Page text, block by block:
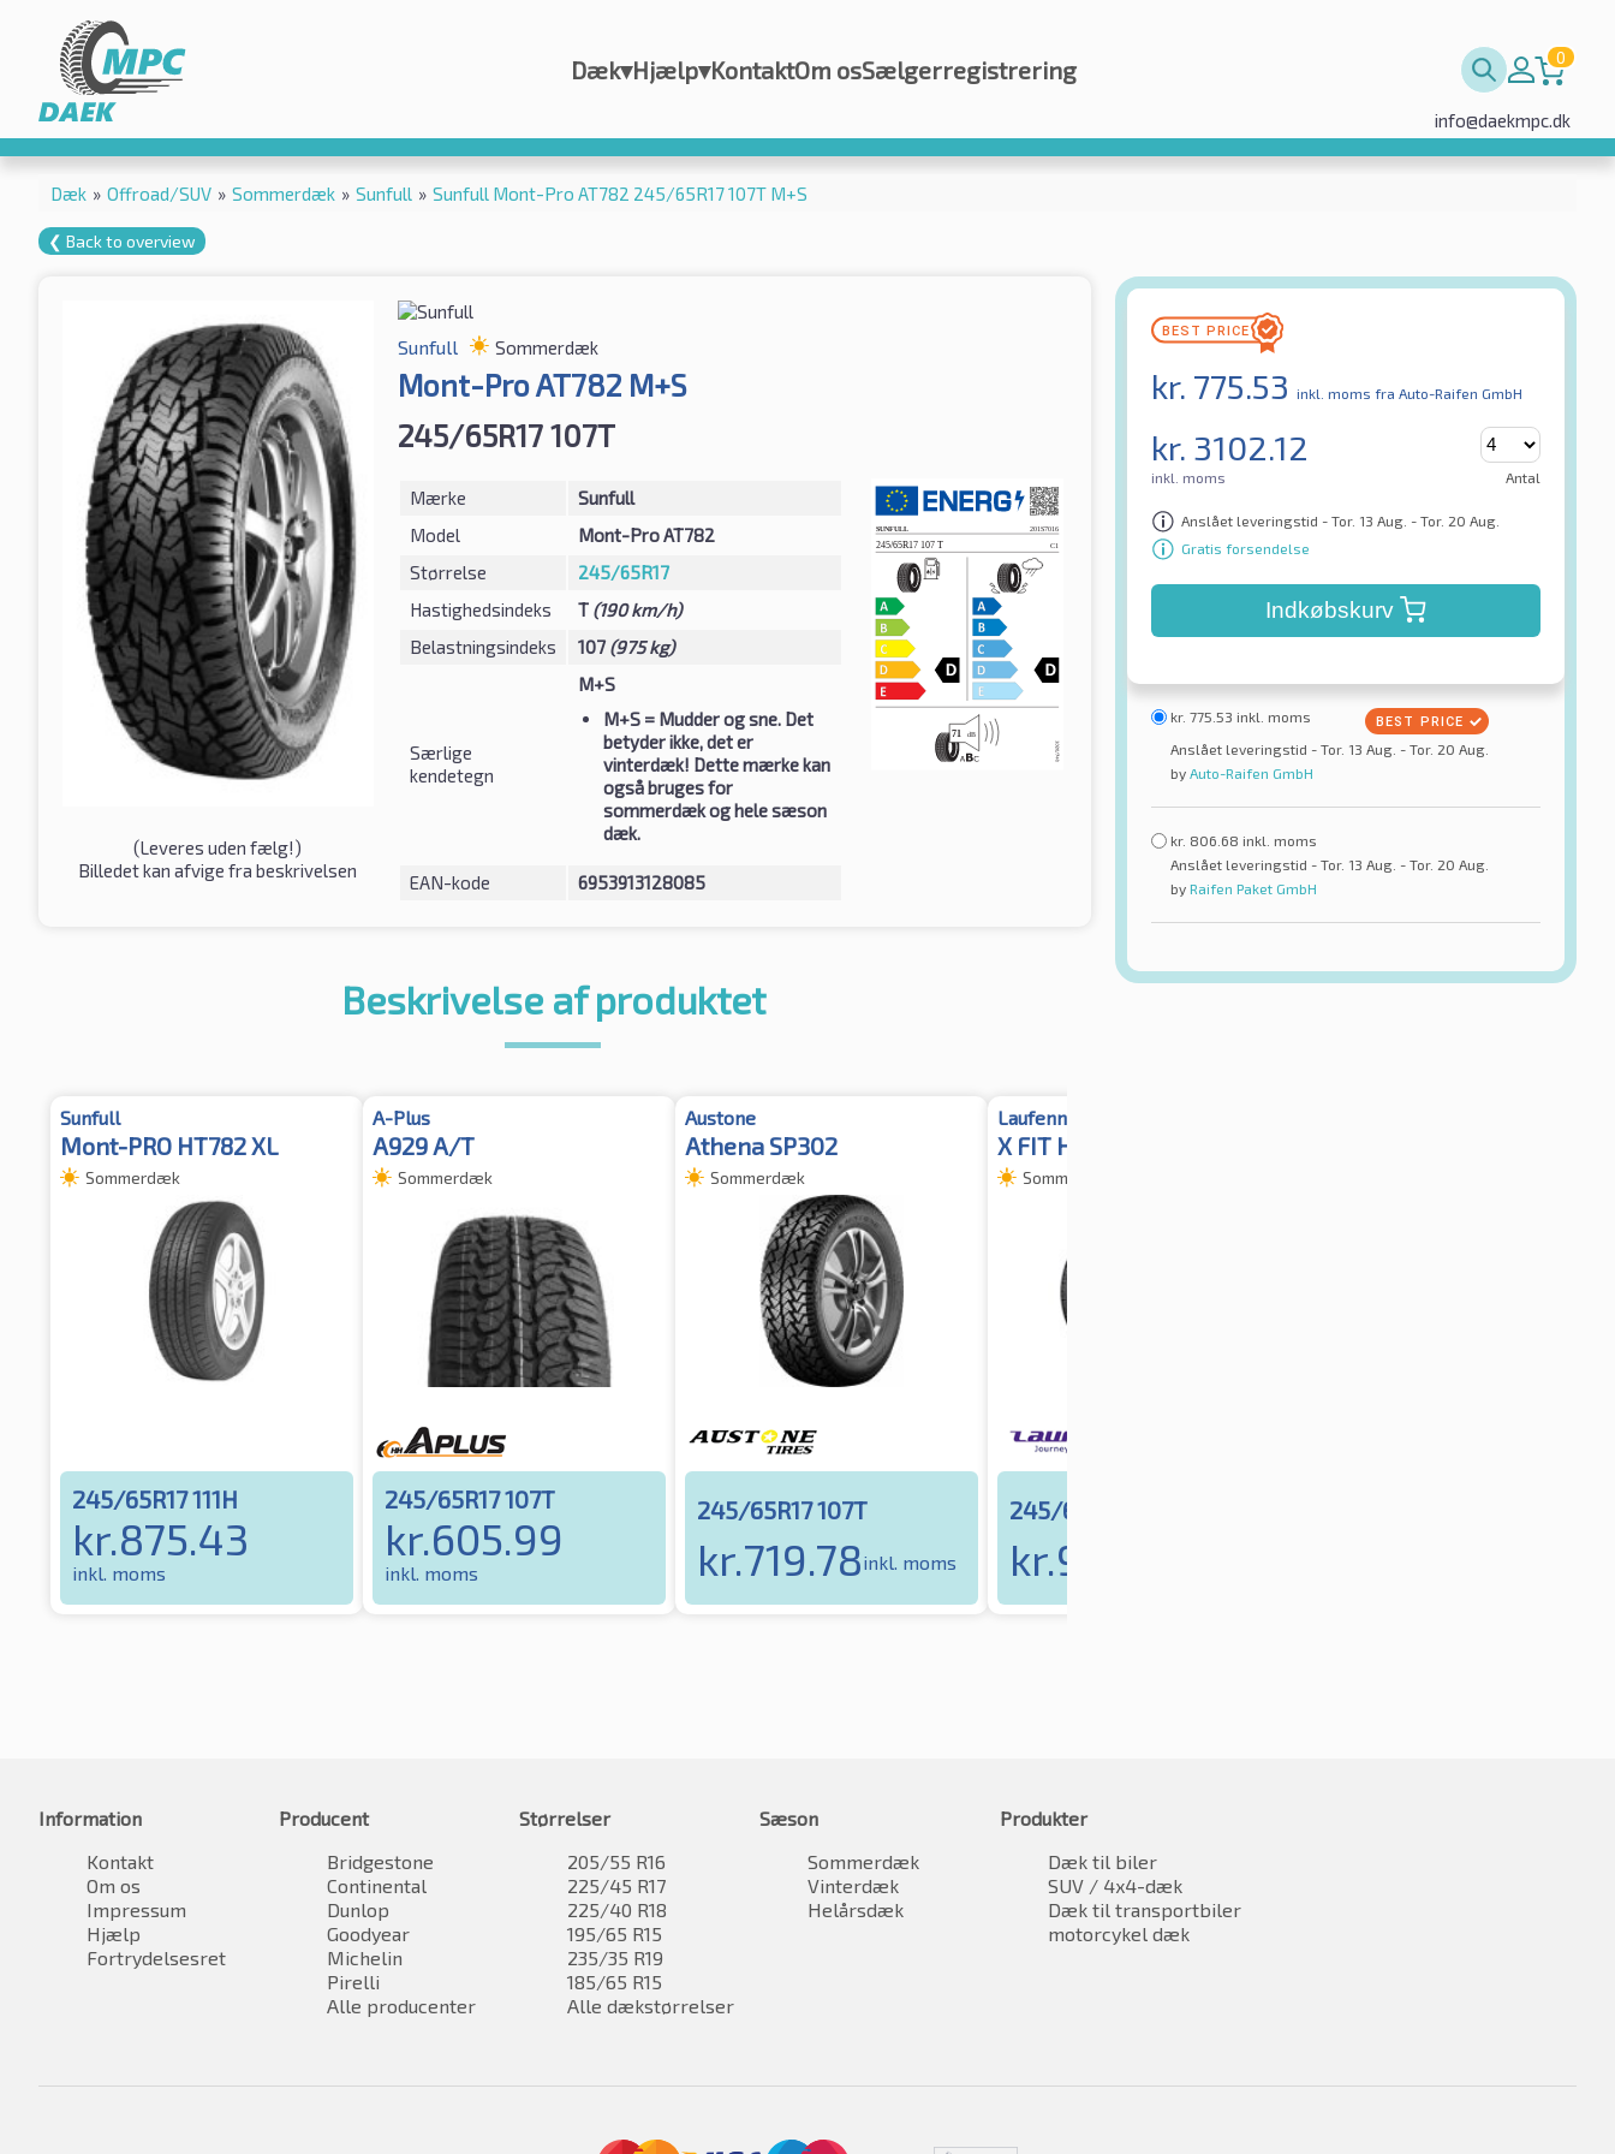
Dæk▾Hjælp▾KontaktOm osSælgerregistrering 0
info@daekmpc.dk
Dæk » Offroad/SUV » Sommerdæk » Sunfull » Sunfull Mont-Pro AT782 245/65R17 107T M+S
❮ Back to overview
(Leveres uden fælg!)
Billedet kan afvige fra beskrivelsen
Sunfull Sommerdæk
Mont-Pro AT782 M+S
245/65R17 107T
Mærke
Sunfull
Model
Mont-Pro AT782
Størrelse
245/65R17
Hastighedsindeks
T (190 km/h)
Belastningsindeks
107 (975 kg)
Særlige
kendetegn
M+S
M+S= Mudder og sne. Det
betyder ikke, det er
vinterdæk! Dette mærke kan
også bruges for
sommerdæk og hele sæson
dæk.
EAN-kode 6953913128085
kr. 775.53 inkl. moms fra Auto-Raifen GmbH
kr. 3102.12
inkl. moms Antal
Anslået leveringstid - Tor. 13 Aug. - Tor. 20 Aug.
Gratis forsendelse
Indkøbskurv
kr. 775.53 inkl. moms
Anslået leveringstid - Tor. 13 Aug. - Tor. 20 Aug.
by Auto-Raifen GmbH
kr. 806.68 inkl. moms
Anslået leveringstid - Tor. 13 Aug. - Tor. 20 Aug.
by Raifen Paket GmbH
Beskrivelse af produktet
Sunfull
Mont-PRO HT782 XL
Sommerdæk
245/65R17 111H
kr.875.43
inkl. moms
A-Plus
A929 A/T
Sommerdæk
245/65R17 107T
kr.605.99
inkl. moms
Austone
Athena SP302
Sommerdæk
245/65R17 107T
kr.719.78inkl. moms
Laufenn
X FIT HT LD01 M+S
Sommerdæk
245/65R17 107T
kr.959.78
Information
Kontakt
Om os
Impressum
Hjælp
Fortrydelsesret
Producent
Bridgestone
Continental
Dunlop
Goodyear
Michelin
Pirelli
Alle producenter
Størrelser
205/55 R16
225/45 R17
225/40 R18
195/65 R15
235/35 R19
185/65 R15
Alle dækstørrelser
Sæson
Sommerdæk
Vinterdæk
Helårsdæk
Produkter
Dæk til biler
SUV / 4x4-dæk
Dæk til transportbiler
motorcykel dæk